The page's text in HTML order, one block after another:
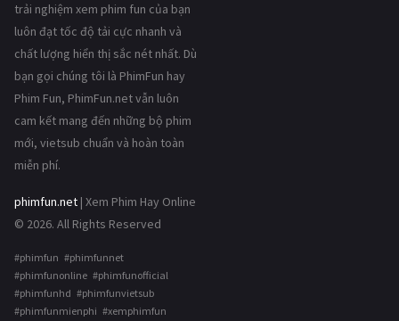
trải nghiệm xem phim fun của bạn
luôn đạt tốc độ tải cực nhanh và
chất lượng hiển thị sắc nét nhất. Dù
bạn gọi chúng tôi là PhimFun hay
Phim Fun, PhimFun.net vẫn luôn
cam kết mang đến những bộ phim
mới, vietsub chuẩn và hoàn toàn
miễn phí.
phimfun.net | Xem Phim Hay Online
© 2026. All Rights Reserved
#phimfun #phimfunnet
#phimfunonline #phimfunofficial
#phimfunhd #phimfunvietsub
#phimfunmienphi #xemphimfun